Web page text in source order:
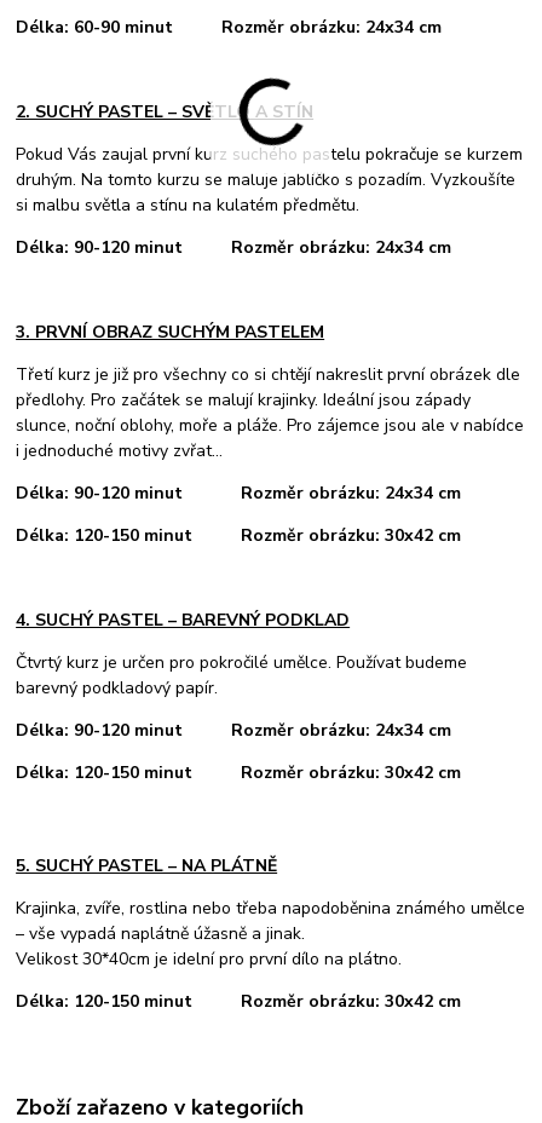
Délka: 60-90 minut Rozměr obrázku: 24x34 cm
2. SUCHÝ PASTEL – SVĚTLO A STÍN
Pokud Vás zaujal první kurz suchého pastelu pokračuje se kurzem
druhým. Na tomto kurzu se maluje jablíčko s pozadím. Vyzkoušíte
si malbu světla a stínu na kulatém předmětu.
Délka: 90-120 minut Rozměr obrázku: 24x34 cm
3. PRVNÍ OBRAZ SUCHÝM PASTELEM
Třetí kurz je již pro všechny co si chtějí nakreslit první obrázek dle
předlohy. Pro začátek se malují krajinky. Ideální jsou západy
slunce, noční oblohy, moře a pláže. Pro zájemce jsou ale v nabídce
i jednoduché motivy zvřat...
Délka: 90-120 minut Rozměr obrázku: 24x34 cm
Délka: 120-150 minut Rozměr obrázku: 30x42 cm
4. SUCHÝ PASTEL – BAREVNÝ PODKLAD
Čtvrtý kurz je určen pro pokročilé umělce. Používat budeme
barevný podkladový papír.
Délka: 90-120 minut Rozměr obrázku: 24x34 cm
Délka: 120-150 minut Rozměr obrázku: 30x42 cm
5. SUCHÝ PASTEL – NA PLÁTNĚ
Krajinka, zvíře, rostlina nebo třeba napodoběnina známého umělce
– vše vypadá naplátně úžasně a jinak.
Velikost 30*40cm je idelní pro první dílo na plátno.
Délka: 120-150 minut Rozměr obrázku: 30x42 cm
Zboží zařazeno v kategoriích